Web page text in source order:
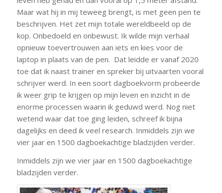
Maar wat hij in mij teweeg brengt, is met geen pen te
beschrijven. Het zet mijn totale wereldbeeld op de
kop. Onbedoeld en onbewust. Ik wilde mijn verhaal
opnieuw toevertrouwen aan iets en kies voor de
laptop in plaats van de pen. Dat leidde er vanaf 2020
toe dat ik naast trainer en spreker bij uitvaarten vooral
schrijver werd. In een soort dagboekvorm probeerde
ik weer grip te krijgen op mijn leven en inzicht in de
enorme processen waarin ik geduwd werd. Nog niet
wetend waar dat toe ging leiden, schreef ik bijna
dagelijks en deed ik veel research. Inmiddels zijn we
vier jaar en 1500 dagboekachtige bladzijden verder.
Inmiddels zijn we vier jaar en 1500 dagboekachtige
bladzijden verder.